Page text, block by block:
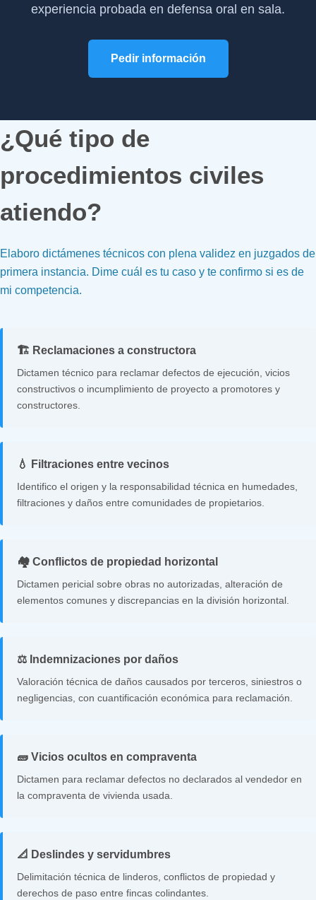
experiencia probada en defensa oral en sala.
Pedir información
¿Qué tipo de
procedimientos civiles
atiendo?
Elaboro dictámenes técnicos con plena validez en juzgados de
primera instancia. Dime cuál es tu caso y te confirmo si es de
mi competencia.
🏗️ Reclamaciones a constructora
Dictamen técnico para reclamar defectos de ejecución, vicios
constructivos o incumplimiento de proyecto a promotores y
constructores.
💧 Filtraciones entre vecinos
Identifico el origen y la responsabilidad técnica en humedades,
filtraciones y daños entre comunidades de propietarios.
🏘️ Conflictos de propiedad horizontal
Dictamen pericial sobre obras no autorizadas, alteración de
elementos comunes y discrepancias en la división horizontal.
⚖️ Indemnizaciones por daños
Valoración técnica de daños causados por terceros, siniestros o
negligencias, con cuantificación económica para reclamación.
🧱 Vicios ocultos en compraventa
Dictamen para reclamar defectos no declarados al vendedor en
la compraventa de vivienda usada.
📐 Deslindes y servidumbres
Delimitación técnica de linderos, conflictos de propiedad y
derechos de paso entre fincas colindantes.